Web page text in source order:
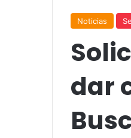
Noticias
dar